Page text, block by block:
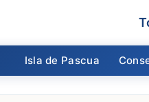
Isla de Pascua